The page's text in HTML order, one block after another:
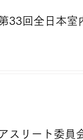
33回全日本
スリート委員